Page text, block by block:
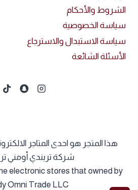
الشروط والأحكام
سياسة الخصوصية
سياسة الاستبدال والاسترجاع
الأسئلة الشائعة
هذا المتجر هو احدى المتاجر
شركة تريندي أومني
electronic stores that owned by
Omni Trade LLC